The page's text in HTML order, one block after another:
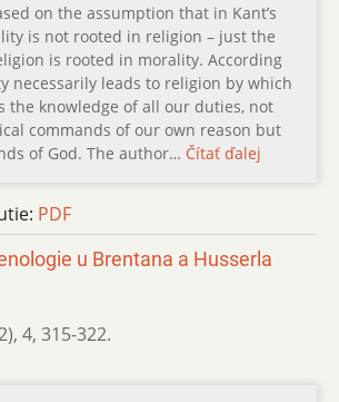
on the assumption that in Kant’s
is not rooted in religion – just the
is rooted in morality. According
necessarily leads to religion by which
the knowledge of all our duties, not
commands of our own reason but
of God. The author… Čítať ďalej
PDF
u Brentana a Husserla
, 4, 315-322.